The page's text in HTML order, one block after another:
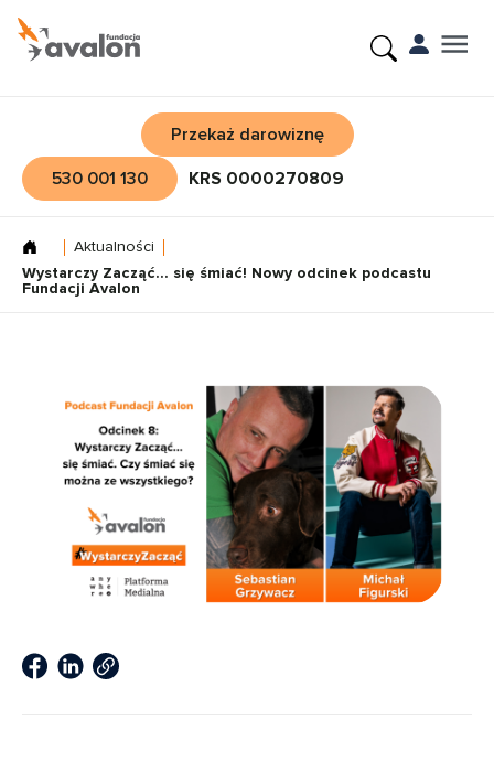
Przekaż darowiznę
530 001 130
KRS 0000270809
Aktualności
Wystarczy Zacząć… się śmiać! Nowy odcinek podcastu
Fundacji Avalon